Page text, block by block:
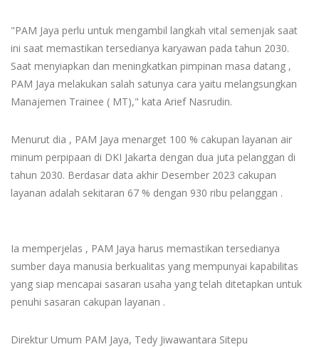
"PAM Jaya perlu untuk mengambil langkah vital semenjak saat
ini saat memastikan tersedianya karyawan pada tahun 2030.
Saat menyiapkan dan meningkatkan pimpinan masa datang ,
PAM Jaya melakukan salah satunya cara yaitu melangsungkan
Manajemen Trainee ( MT)," kata Arief Nasrudin.
Menurut dia , PAM Jaya menarget 100 % cakupan layanan air
minum perpipaan di DKI Jakarta dengan dua juta pelanggan di
tahun 2030. Berdasar data akhir Desember 2023 cakupan
layanan adalah sekitaran 67 % dengan 930 ribu pelanggan .
Ia memperjelas , PAM Jaya harus memastikan tersedianya
sumber daya manusia berkualitas yang mempunyai kapabilitas
yang siap mencapai sasaran usaha yang telah ditetapkan untuk
penuhi sasaran cakupan layanan .
Direktur Umum PAM Jaya, Tedy Jiwawantara Sitepu